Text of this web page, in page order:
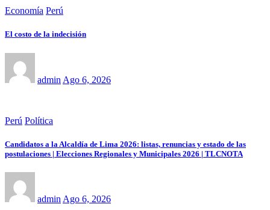
Economía Perú
El costo de la indecisión
admin Ago 6, 2026
Perú Política
Candidatos a la Alcaldía de Lima 2026: listas, renuncias y estado de las
postulaciones | Elecciones Regionales y Municipales 2026 | TLCNOTA
admin Ago 6, 2026